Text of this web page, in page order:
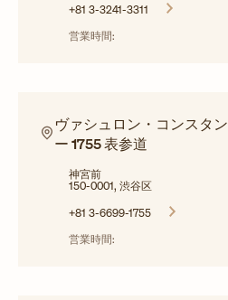
+81 3-3241-3311
営業時間:
ヴァシュロン・コンスタ
ー 1755 表参道
神宮前
150-0001, 渋谷区
+81 3-6699-1755
営業時間: